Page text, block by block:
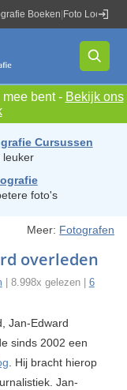
Boeken Foto Locaties
bent - Bekijk ons
Cursussen
leuker
foto's
Meer: Fotografen
overleden
| 8.998x gelezen | 6
Jan-Edward
sinds 2002 een
. Hij bracht hierop
Jan-